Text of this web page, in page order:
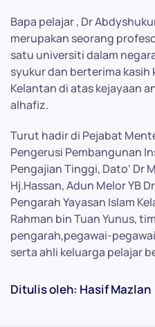
Bapa pelajar , Dr
merupakan seorang
satu universiti dalam
syukur dan berterima kasih
Kelantan di atas kejayaan
alhafiz.
Turut hadir di Pejabat
Pengerusi Pembangunan
Pengajian Tinggi, Dato' Dr
Hj.Hassan, Adun Melor YB
Pengarah Yayasan Islam
Rahman bin Tuan Yunus,
pengarah,pegawai-
serta ahli keluarga pelajar
Ditulis oleh: Hasif Mazlan